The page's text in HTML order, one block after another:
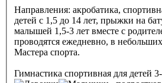
Направления: акробатика,
детей с 1,5 до 14 лет, прыжки на
малышей 1,5-3 лет вместе с
проводятся ежедневно, в
Мастера спорта.
Гимнастика спортивная для детей